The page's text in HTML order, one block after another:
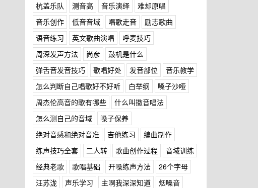
杭盖乐队
测音高 音乐演绎
难却原唱
音乐创作
低音音域 唱歌走音
励志歌曲
语音练习
英文歌曲演唱
呼麦技巧
周深发声方法
尚彦
鼓机是什么
弹舌音发音技巧
歌唱好处 发音部位
音乐教学
怎么判断自己唱歌好不好听
白举纲
嗓子沙哑
周杰伦高音的歌有哪些
什么叫擞音唱法
怎么测自己的音域
嗓子保养
绝对音感和绝对音准
吉他练习
编曲制作
练声技巧全套
二人转 歌曲创作过程
音域训练
经典老歌
歌唱基础 开嗓练声方法
26个字母
汪苏泷
声乐学习 主啊我深深知道
烟嗓音